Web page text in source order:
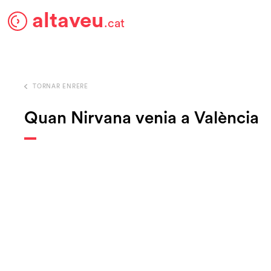
altaveu.cat
TORNAR ENRERE
Quan Nirvana venia a València